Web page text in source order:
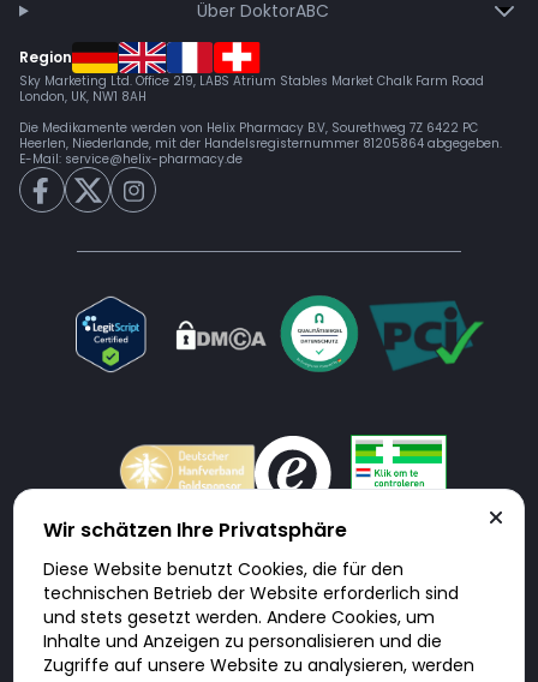
Über DoktorABC
Region
Sky Marketing Ltd. Office 219, LABS Atrium Stables Market Chalk Farm Road
London, UK, NW1 8AH
Die Medikamente werden von Helix Pharmacy B.V, Sourethweg 7Z 6422 PC
Heerlen, Niederlande, mit der Handelsregisternummer 81205864 abgegeben.
E-Mail: service@helix-pharmacy.de
Doktorabc.com ist eine Vermittlungsplattform. Doktorabc ist ausdrücklich
keine Internetapotheke. Doktorabc bietet keine Medikamente oder
sonstige Produkte an oder liefert diese. Jegliche Informationen zu
Produkten, Medikamenten und Preisen auf der Internetseite beinhalten
kein Angebot von Doktorabc an Sie. Für die Einhaltung der in Ihrem Land
geltenden Gesetze und sonstigen Rechtsvorschriften sind Sie als Nutzer
selbst verantwortlich. Die Nutzung unseres Services auf Doktorabc durch
Wir schätzen Ihre Privatsphäre
Diese Website benutzt Cookies, die für den
technischen Betrieb der Website erforderlich sind
und stets gesetzt werden. Andere Cookies, um
Inhalte und Anzeigen zu personalisieren und die
Zugriffe auf unsere Website zu analysieren, werden